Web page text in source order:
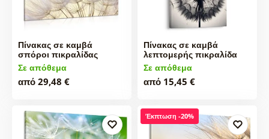
Πίνακας σε καμβά
σπόροι πικραλίδας
Σε απόθεμα
από 29,48 €
Πίνακας σε καμβά
λεπτομερής πικραλίδα
Σε απόθεμα
από 15,45 €
Έκπτωση -20%